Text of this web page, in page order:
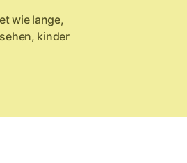
wie lange,
, kinder